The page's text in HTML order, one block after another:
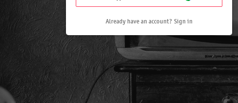
Already have an account? Sign in